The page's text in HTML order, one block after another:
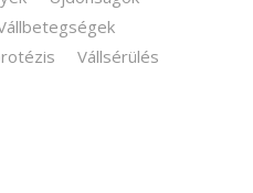
Vállsérülés